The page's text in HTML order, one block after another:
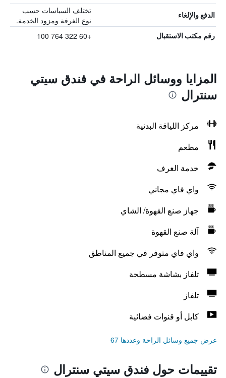
الدفع والإلغاء
تختلف السياسات حسب
نوع الغرفة ومزود الخدمة.
رقم مكتب الاستقبال +60 322 764 100
المزايا ووسائل الراحة في فندق سيتي
سنترال
مركز اللياقة البدنية
مطعم
خدمة الغرف
واي فاي مجاني
جهاز صنع القهوة/ الشاي
آلة صنع القهوة
واي فاي متوفر في جميع المناطق
تلفاز بشاشة مسطحة
تلفاز
كابل أو قنوات فضائية
عرض جميع وسائل الراحة وعددها 67
تقييمات حول فندق سيتي سنترال